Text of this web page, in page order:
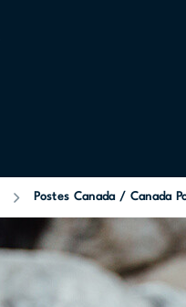
Postes Canada / Canada